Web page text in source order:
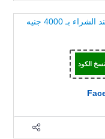
4000 جنيه
الكود